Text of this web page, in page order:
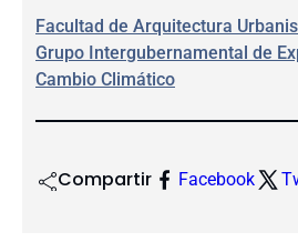
Facultad de Arquitectura
Grupo Intergubernamental de
Cambio Climático
Compartir Facebook